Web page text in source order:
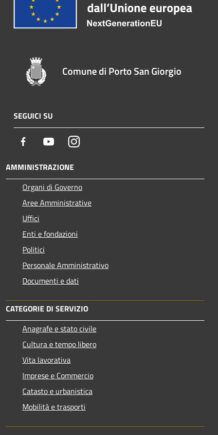
Comune di Porto San Giorgio
SEGUICI SU
Facebook YoutubeInstagram
AMMINISTRAZIONE
Organi di Governo
Aree Amministrative
Uffici
Enti e fondazioni
Politici
Personale Amministrativo
Documenti e dati
CATEGORIE DI SERVIZIO
Anagrafe e stato civile
Cultura e tempo libero
Vita lavorativa
Imprese e Commercio
Catasto e urbanistica
Mobilità e trasporti